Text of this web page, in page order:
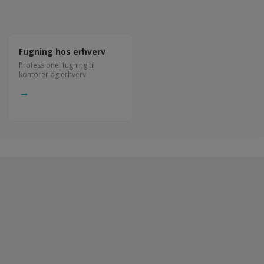
Fugning hos erhverv
Professionel fugning til
kontorer og erhverv
→